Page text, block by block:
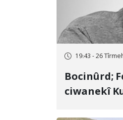
19:43 - 26
Bocinûrd;
ciwanekî